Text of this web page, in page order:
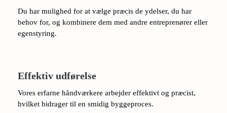
Du har mulighed for at vælge præcis de ydelser, du har
behov for, og kombinere dem med andre entreprenører eller
egenstyring.
Effektiv udførelse
Vores erfarne håndværkere arbejder effektivt og præcist,
hvilket bidrager til en smidig byggeproces.